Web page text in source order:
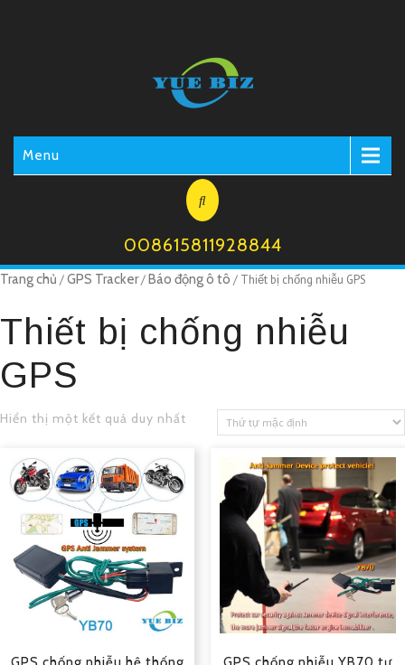
Menu
008615811928844
Trang chủ /GPS Tracker/Báo động ô tô / Thiết bị chống nhiễu GPS
Thiết bị chống nhiễu
GPS
Hiển thị một kết quả duy nhất